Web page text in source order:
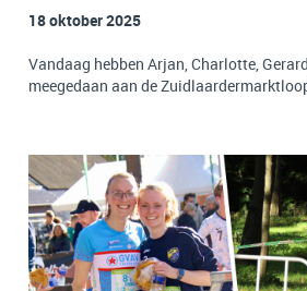
18 oktober 2025
Vandaag hebben Arjan, Charlotte,
meegedaan aan de